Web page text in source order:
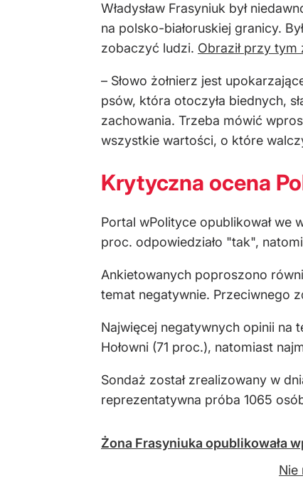
Władysław Frasyniuk był
na polsko-białoruskiej granicy.
zobaczyć ludzi. Obraził przy tym
– Słowo żołnierz jest
psów, która otoczyła biednych,
zachowania. Trzeba mówić
wszystkie wartości, o które
Krytyczna ocena
Portal wPolityce opublikował we
proc. odpowiedziało "tak",
Ankietowanych poproszono
temat negatywnie. Przeciwnego
Najwięcej negatywnych opinii na
Hołowni (71 proc.), natomiast
Sondaż został zrealizowany w
reprezentatywna próba 1065
Żona Frasyniuka opublikowała
Nie